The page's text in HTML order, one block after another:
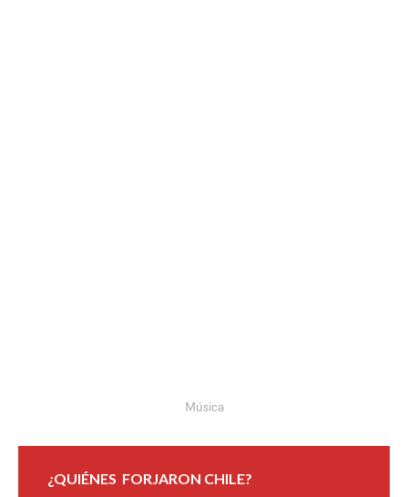
Música
¿QUIÉNES FORJARON CHILE?